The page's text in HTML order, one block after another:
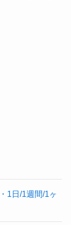
1日/1週間/1ヶ